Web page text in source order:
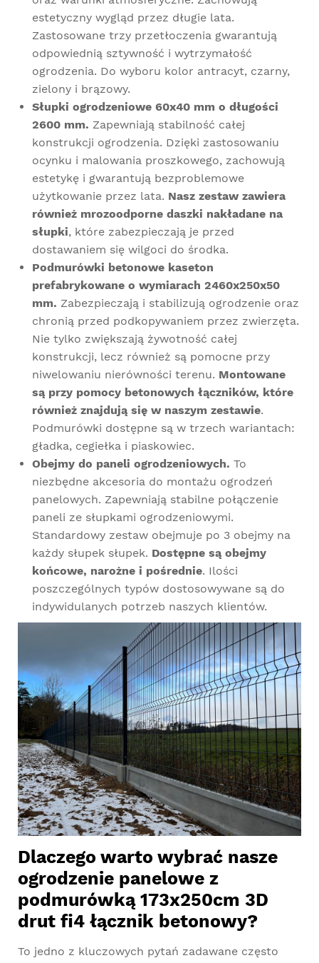
estetyczny wygląd przez długie lata.
Zastosowane trzy przetłoczenia gwarantują
odpowiednią sztywność i wytrzymałość
ogrodzenia. Do wyboru kolor antracyt, czarny,
zielony i brązowy.
Słupki ogrodzeniowe 60x40 mm o długości
2600 mm. Zapewniają stabilność całej
konstrukcji ogrodzenia. Dzięki zastosowaniu
ocynku i malowania proszkowego, zachowują
estetykę i gwarantują bezproblemowe
użytkowanie przez lata. Nasz zestaw zawiera
również mrozoodporne daszki nakładane na
słupki, które zabezpieczają je przed
dostawaniem się wilgoci do środka.
Podmurówki betonowe kaseton
prefabrykowane o wymiarach 2460x250x50
mm. Zabezpieczają i stabilizują ogrodzenie oraz
chronią przed podkopywaniem przez zwierzęta.
Nie tylko zwiększają żywotność całej
konstrukcji, lecz również są pomocne przy
niwelowaniu nierówności terenu. Montowane
są przy pomocy betonowych łączników, które
również znajdują się w naszym zestawie.
Podmurówki dostępne są w trzech wariantach:
gładka, cegiełka i piaskowiec.
Obejmy do paneli ogrodzeniowych. To
niezbędne akcesoria do montażu ogrodzeń
panelowych. Zapewniają stabilne połączenie
paneli ze słupkami ogrodzeniowymi.
Standardowy zestaw obejmuje po 3 obejmy na
każdy słupek słupek. Dostępne są obejmy
końcowe, narożne i pośrednie. Ilości
poszczególnych typów dostosowywane są do
indywidulanych potrzeb naszych klientów.
Dlaczego warto wybrać nasze
ogrodzenie panelowe z
podmurówką 173x250cm 3D
drut fi4 łącznik betonowy?
To jedno z kluczowych pytań zadawane często